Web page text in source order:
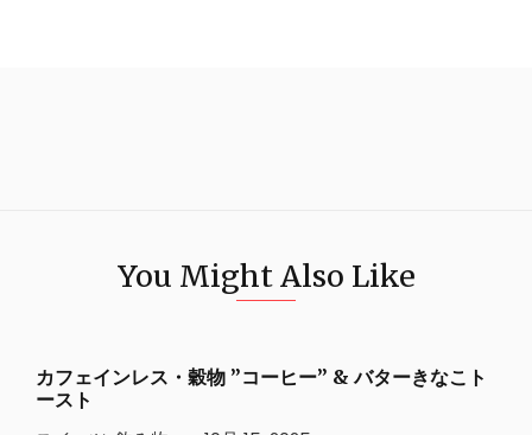
You Might Also Like
カフェインレス・穀物 ”コーヒー” & バターきなこト
ースト